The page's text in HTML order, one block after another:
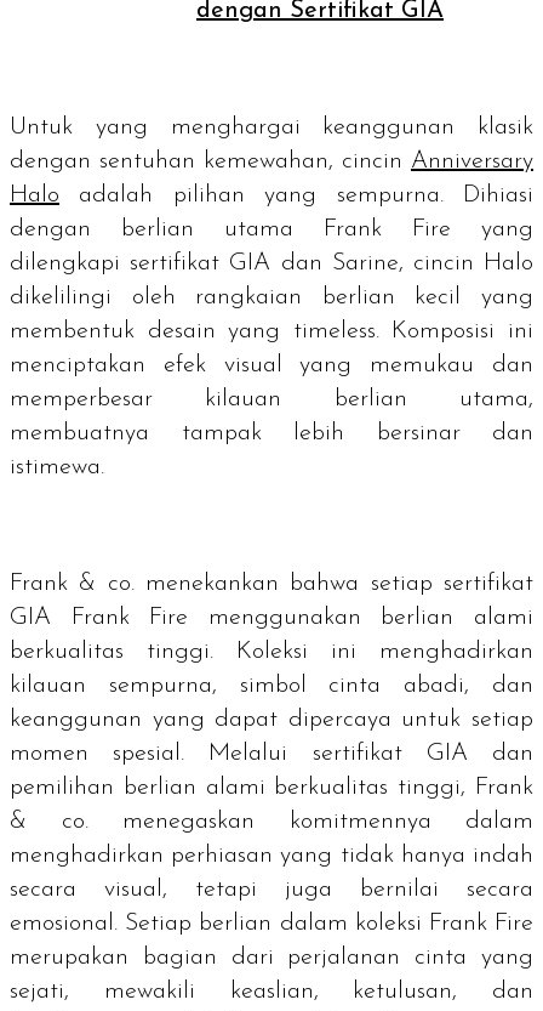
dengan Sertifikat GIA
Untuk yang menghargai keanggunan klasik
dengan sentuhan kemewahan, cincin Anniversary
Halo adalah pilihan yang sempurna. Dihiasi
dengan berlian utama Frank Fire yang
dilengkapi sertifikat GIA dan Sarine, cincin Halo
dikelilingi oleh rangkaian berlian kecil yang
membentuk desain yang timeless. Komposisi ini
menciptakan efek visual yang memukau dan
memperbesar kilauan berlian utama,
membuatnya tampak lebih bersinar dan
istimewa.
Frank & co. menekankan bahwa setiap sertifikat
GIA Frank Fire menggunakan berlian alami
berkualitas tinggi. Koleksi ini menghadirkan
kilauan sempurna, simbol cinta abadi, dan
keanggunan yang dapat dipercaya untuk setiap
momen spesial. Melalui sertifikat GIA dan
pemilihan berlian alami berkualitas tinggi, Frank
& co. menegaskan komitmennya dalam
menghadirkan perhiasan yang tidak hanya indah
secara visual, tetapi juga bernilai secara
emosional. Setiap berlian dalam koleksi Frank Fire
merupakan bagian dari perjalanan cinta yang
sejati, mewakili keaslian, ketulusan, dan